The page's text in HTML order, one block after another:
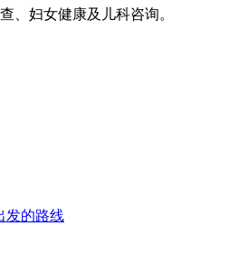
、妇女健康及儿科咨询。
发的路线